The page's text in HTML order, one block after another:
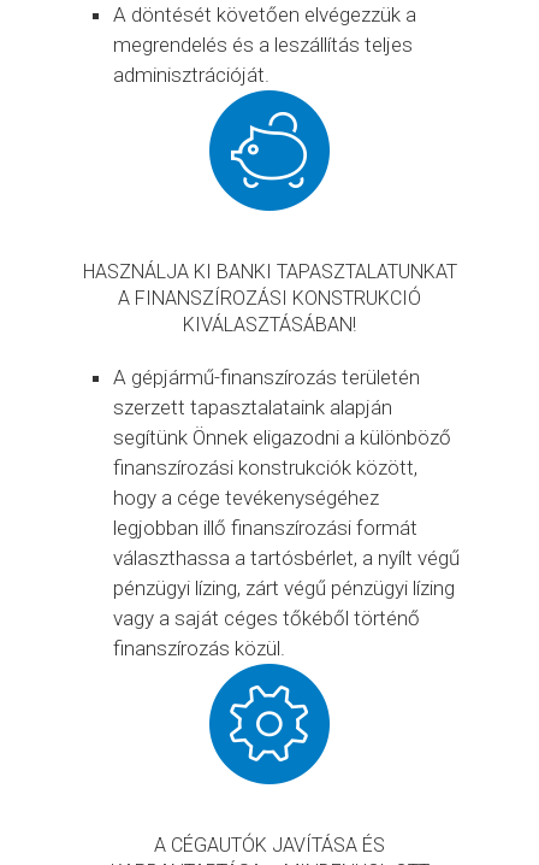
A döntését követően elvégezzük a
megrendelés és a leszállítás teljes
adminisztrációját.
HASZNÁLJA KI BANKI TAPASZTALATUNKAT
A FINANSZÍROZÁSI KONSTRUKCIÓ
KIVÁLASZTÁSÁBAN!
A gépjármű-finanszírozás területén
szerzett tapasztalataink alapján
segítünk Önnek eligazodni a különböző
finanszírozási konstrukciók között,
hogy a cége tevékenységéhez
legjobban illő finanszírozási formát
választhassa a tartósbérlet, a nyílt végű
pénzügyi lízing, zárt végű pénzügyi lízing
vagy a saját céges tőkéből történő
finanszírozás közül.
A CÉGAUTÓK JAVÍTÁSA ÉS